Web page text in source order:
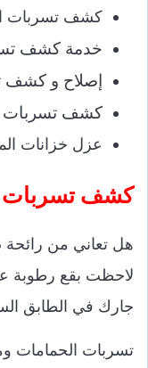
كشف تسربات
خدمة كشف
إصلاح و كشف
كشف تسربات
عزل خزانات
كشف تسربات
هل تعاني من
لاحظت بقع رطوبة
جارك في الطابق
تسربات الحمامات